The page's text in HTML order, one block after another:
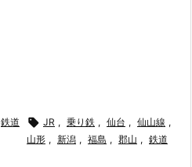
鉄道  JR , 乗り鉄 , 仙台 , 仙山線 ,
山形 , 新潟 , 福島 , 郡山 , 鉄道